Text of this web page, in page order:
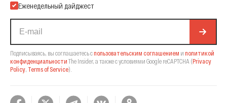
Еженедельный дайджест
Подписываясь, вы соглашаетесь спользовательским соглашением и политикой
конфиденциальности The Insider, а также с условиями Google reCAPTCHA (Privacy
Policy, Terms of Service).